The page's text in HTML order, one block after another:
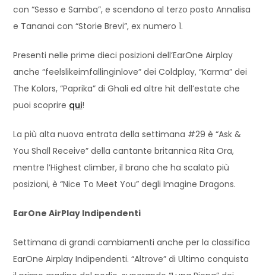
con “Sesso e Samba”, e scendono al terzo posto Annalisa
e Tananai con “Storie Brevi”, ex numero 1.
Presenti nelle prime dieci posizioni dell’EarOne Airplay
anche “feelslikeimfallinginlove” dei Coldplay, “Karma” dei
The Kolors, “Paprika” di Ghali ed altre hit dell’estate che
puoi scoprire qui!
La più alta nuova entrata della settimana #29 è “Ask &
You Shall Receive” della cantante britannica Rita Ora,
mentre l’Highest climber, il brano che ha scalato più
posizioni, è “Nice To Meet You” degli Imagine Dragons.
EarOne AirPlay Indipendenti
Settimana di grandi cambiamenti anche per la classifica
EarOne Airplay Indipendenti. “Altrove” di Ultimo conquista